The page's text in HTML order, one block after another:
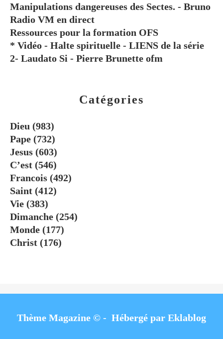
Catégories
Dieu (983)
Pape (732)
Jesus (603)
C’est (546)
Francois (492)
Saint (412)
Vie (383)
Dimanche (254)
Monde (177)
Christ (176)
Manipulations dangereuses des Sectes. - Bruno
Radio VM en direct
Ressources pour la formation OFS
* Vidéo - Halte spirituelle - LIENS de la série
2- Laudato Si - Pierre Brunette ofm
Thème Magazine © - Hébergé par Eklablog